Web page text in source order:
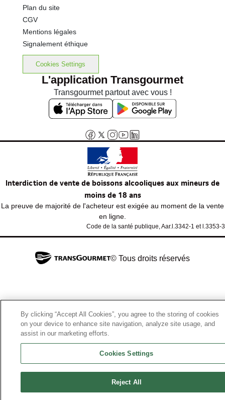
Plan du site
CGV
Mentions légales
Signalement éthique
Cookies Settings
L'application Transgourmet
Transgourmet partout avec vous !
Interdiction de vente de boissons alcooliques aux mineurs de
moins de 18 ans
La preuve de majorité de l'acheteur est exigée au moment de la vente
en ligne.
Code de la santé publique, Aar.l.3342-1 et l.3353-3
© Tous droits réservés
By clicking “Accept All Cookies”, you agree to the storing of cookies
on your device to enhance site navigation, analyze site usage, and
assist in our marketing efforts.
Cookies Settings
Reject All